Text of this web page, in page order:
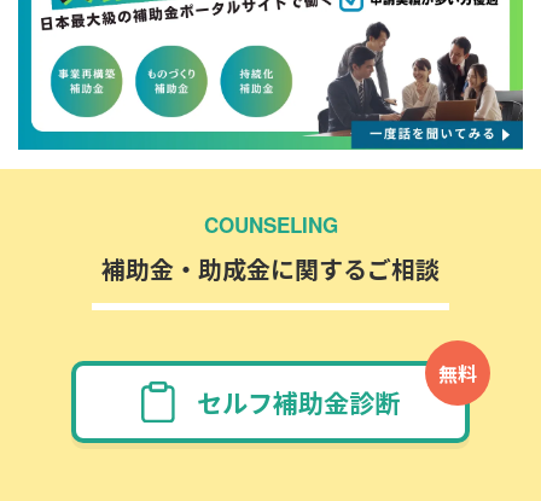
COUNSELING
補助金・助成金に関するご相談
無料
セルフ補助金診断